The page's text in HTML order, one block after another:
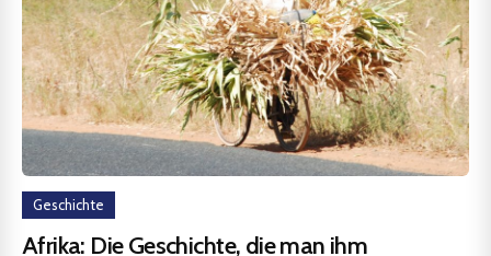
Geschichte
Afrika: Die Geschichte, die man ihm